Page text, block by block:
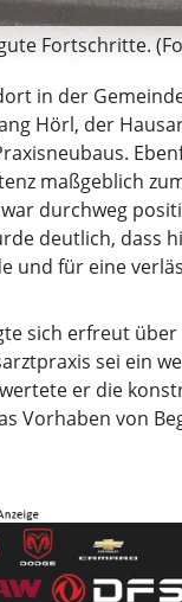
Fortschritte.
in der
Hörl, der
maßgeblich
durchweg
deutlich, dass
und für eine
sich erfreut
sei ein
er die
Vorhaben von